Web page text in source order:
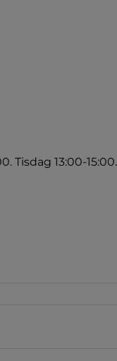
Tisdag 13:00-15:00.